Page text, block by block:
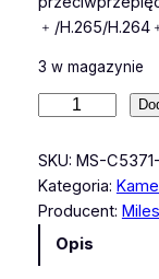
﹢/H.265/
3 w magazynie
o
ś
ć
K
SKU: MS-
Kategoria:
Producent:
Opis